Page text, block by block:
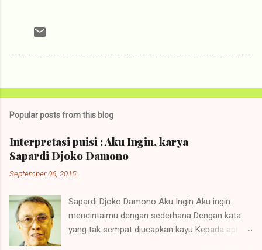
Popular posts from this blog
Interpretasi puisi : Aku Ingin, karya
Sapardi Djoko Damono
September 06, 2015
Sapardi Djoko Damono Aku Ingin Aku ingin
mencintaimu dengan sederhana Dengan kata
yang tak sempat diucapkan kayu Kepada api